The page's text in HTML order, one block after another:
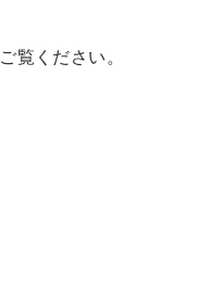
覧ください。